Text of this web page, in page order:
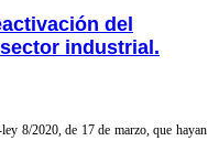
del
industrial.
8/2020, de 17 de marzo, que hayan